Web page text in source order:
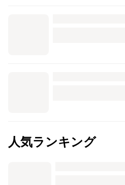
人気ランキング